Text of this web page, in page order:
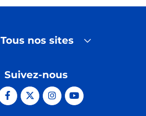
Tous nos sites
Suivez-nous